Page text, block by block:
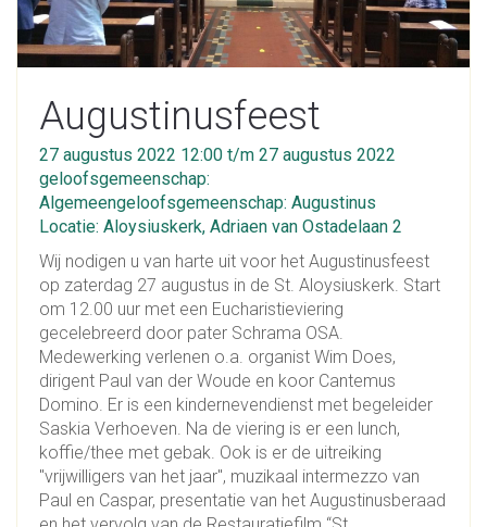
Augustinusfeest
27 augustus 2022 12:00 t/m 27 augustus 2022
geloofsgemeenschap:
Algemeengeloofsgemeenschap: Augustinus
Locatie: Aloysiuskerk, Adriaen van Ostadelaan 2
Wij nodigen u van harte uit voor het Augustinusfeest
op zaterdag 27 augustus in de St. Aloysiuskerk. Start
om 12.00 uur met een Eucharistieviering
gecelebreerd door pater Schrama OSA.
Medewerking verlenen o.a. organist Wim Does,
dirigent Paul van der Woude en koor Cantemus
Domino. Er is een kindernevendienst met begeleider
Saskia Verhoeven. Na de viering is er een lunch,
koffie/thee met gebak. Ook is er de uitreiking
"vrijwilligers van het jaar", muzikaal intermezzo van
Paul en Caspar, presentatie van het Augustinusberaad